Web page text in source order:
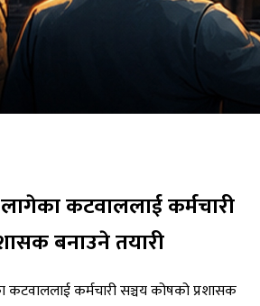
कटवाललाई कर्मचारी
बनाउने तयारी